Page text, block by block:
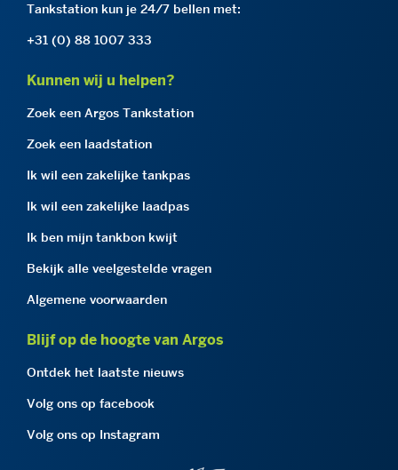
Tankstation kun je 24/7 bellen met:
+31 (0) 88 1007 333
Kunnen wij u helpen?
Zoek een Argos Tankstation
Zoek een laadstation
Ik wil een zakelijke tankpas
Ik wil een zakelijke laadpas
Ik ben mijn tankbon kwijt
Bekijk alle veelgestelde vragen
Algemene voorwaarden
Blijf op de hoogte van Argos
Ontdek het laatste nieuws
Volg ons op facebook
Volg ons op Instagram